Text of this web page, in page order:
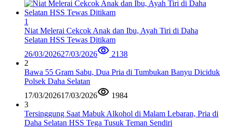
1
Niat Melerai Cekcok Anak dan Ibu, Ayah Tiri di Daha
Selatan HSS Tewas Ditikam
26/03/202627/03/2026
2138
2
Bawa 55 Gram Sabu, Dua Pria di Tumbukan Banyu Diciduk
Polsek Daha Selatan
17/03/202617/03/2026
1984
3
Tersinggung Saat Mabuk Alkohol di Malam Lebaran, Pria di
Daha Selatan HSS Tega Tusuk Teman Sendiri